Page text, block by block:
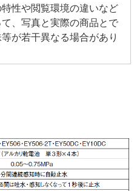
性や閲覧環境の違いなど
、写真と実際の商品とで
が若干異なる場合があり